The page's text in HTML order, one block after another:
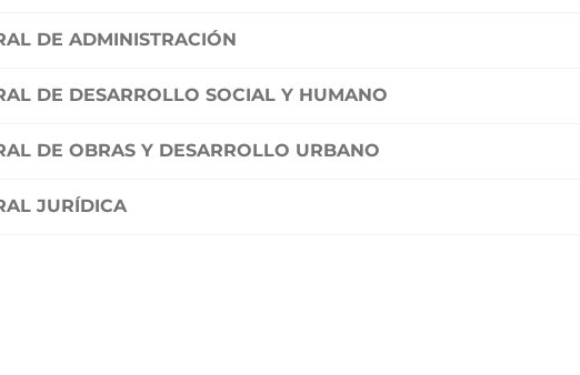
DE ADMINISTRACIÓN
DE DESARROLLO SOCIAL Y HUMANO
DE OBRAS Y DESARROLLO URBANO
JURÍDICA